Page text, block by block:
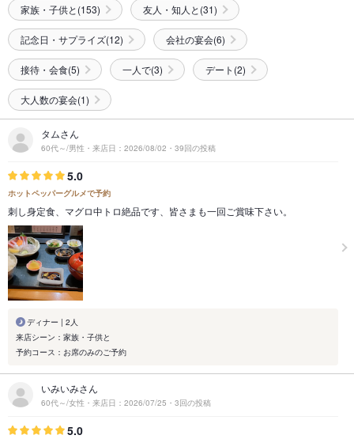
家族・子供と(153) 友人・知人と(31)
記念日・サプライズ(12) 会社の宴会(6)
接待・会食(5) 一人で(3) デート(2)
大人数の宴会(1)
タムさん
60代～/男性・来店日：2026/08/02・39回の投稿
5.0
ホットペッパーグルメで予約
刺し身定食、マグロ中トロ絶品です、皆さまも一回ご賞味下さい。
ディナー | 2人
来店シーン：家族・子供と
予約コース：お席のみのご予約
いみいみさん
60代～/女性・来店日：2026/07/25・3回の投稿
5.0